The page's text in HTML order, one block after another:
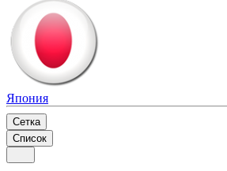
Япония
Сетка
Список